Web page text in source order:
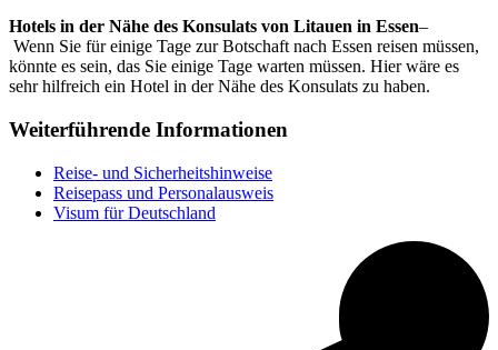
Hotels in der Nähe des Konsulats von Litauen in Essen–
Wenn Sie für einige Tage zur Botschaft nach Essen reisen müssen,
könnte es sein, das Sie einige Tage warten müssen. Hier wäre es
sehr hilfreich ein Hotel in der Nähe des Konsulats zu haben.
Weiterführende Informationen
Reise- und Sicherheitshinweise
Reisepass und Personalausweis
Visum für Deutschland